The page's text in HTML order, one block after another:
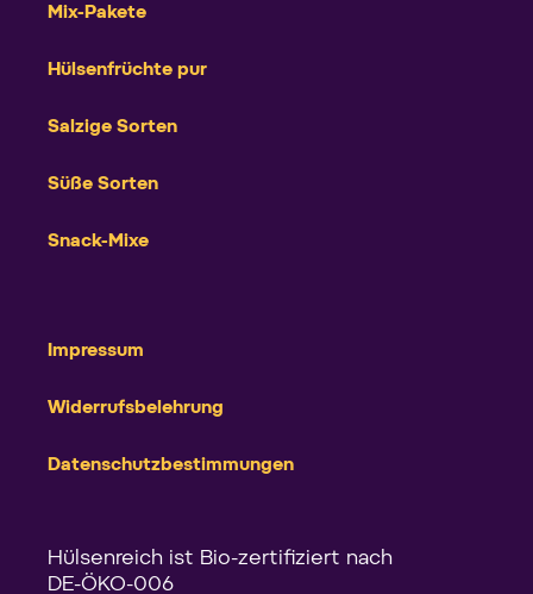
Mix-Pakete
Hülsenfrüchte pur
Salzige Sorten
Süße Sorten
Snack-Mixe
Impressum
Widerrufsbelehrung
Datenschutzbestimmungen
Hülsenreich ist Bio-zertifiziert nach
DE-ÖKO-006